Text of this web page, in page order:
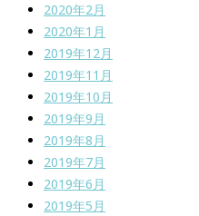
2020年2月
2020年1月
2019年12月
2019年11月
2019年10月
2019年9月
2019年8月
2019年7月
2019年6月
2019年5月